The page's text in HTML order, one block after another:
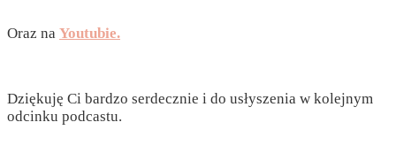
Oraz na Youtubie.
Dziękuję Ci bardzo serdecznie i do usłyszenia w kolejnym
odcinku podcastu.